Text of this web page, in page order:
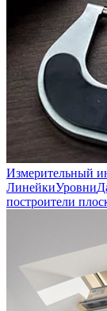
Измерительный
ЛинейкиУровни
построители